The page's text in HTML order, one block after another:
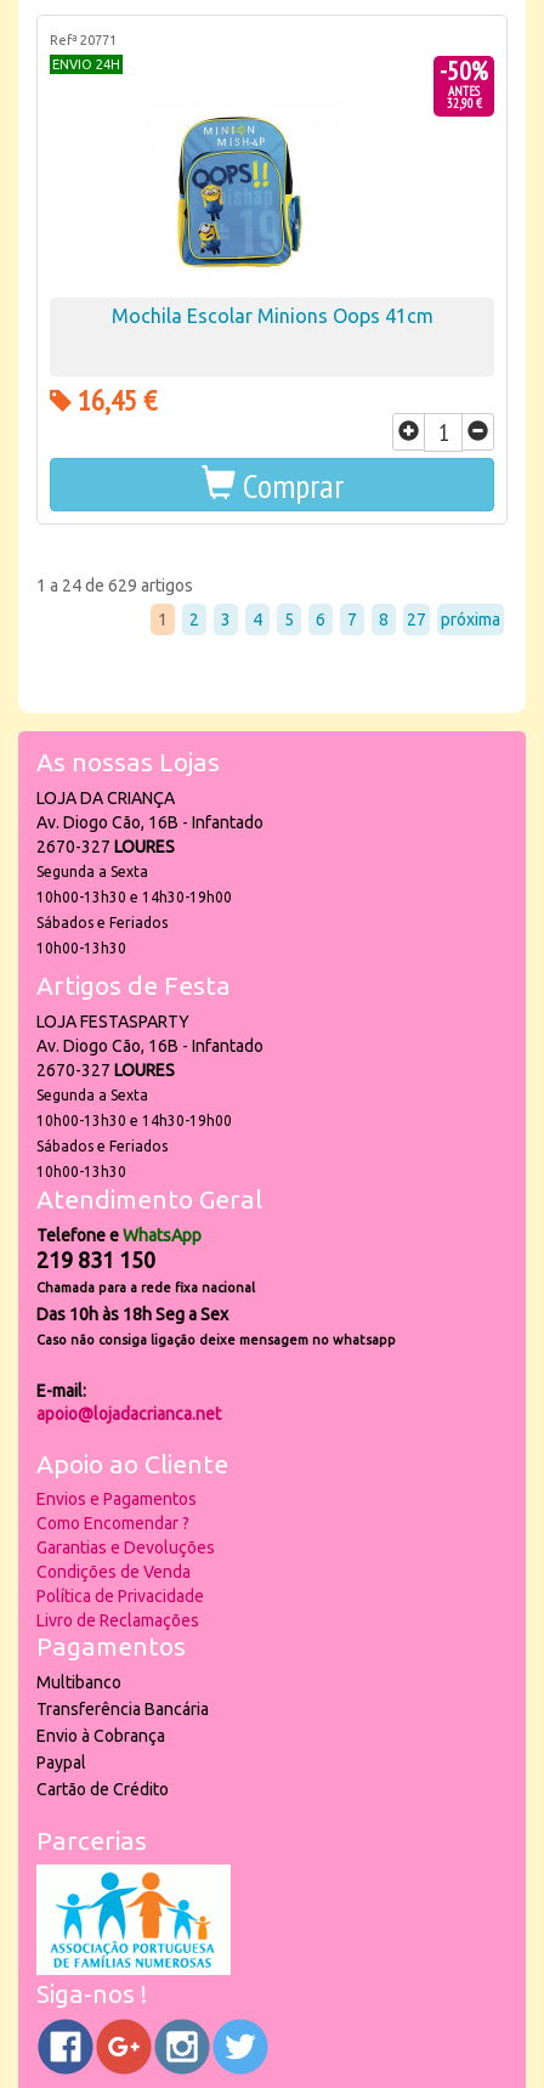
Refª 20771
ENVIO 24H
-50%
ANTES
32,90 €
Mochila Escolar Minions Oops 41cm
16,45 €
Comprar
1 a 24 de 629 artigos
1
2 3 4 5 6 7 8 27 próxima
As nossas Lojas
LOJA DA CRIANÇA
Av. Diogo Cão, 16B - Infantado
2670-327 LOURES
Segunda a Sexta
10h00-13h30 e 14h30-19h00
Sábados e Feriados
10h00-13h30
Artigos de Festa
LOJA FESTASPARTY
Av. Diogo Cão, 16B - Infantado
2670-327 LOURES
Segunda a Sexta
10h00-13h30 e 14h30-19h00
Sábados e Feriados
10h00-13h30
Atendimento Geral
Telefone eWhatsApp
219 831 150
Chamada para a rede fixa nacional
Das 10h às 18h Seg a Sex
Caso não consiga ligação deixe mensagem no whatsapp
E-mail:
apoio@lojadacrianca.net
Apoio ao Cliente
Envios e Pagamentos
Como Encomendar ?
Garantias e Devoluções
Condições de Venda
Política de Privacidade
Livro de Reclamações
Pagamentos
Multibanco
Transferência Bancária
Envio à Cobrança
Paypal
Cartão de Crédito
Parcerias
Siga-nos !